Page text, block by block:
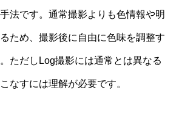
法です。通常撮影よりも色情報や明
ため、撮影後に自由に色味を調整す
ただしLog撮影には通常とは異なる
なすには理解が必要です。